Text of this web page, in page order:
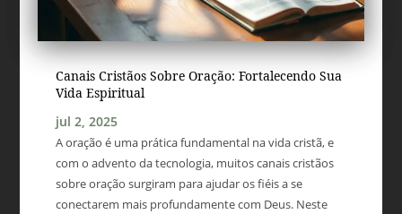
Canais Cristãos Sobre Oração: Fortalecendo Sua
Vida Espiritual
jul 2, 2025
A oração é uma prática fundamental na vida cristã, e
com o advento da tecnologia, muitos canais cristãos
sobre oração surgiram para ajudar os fiéis a se
conectarem mais profundamente com Deus. Neste